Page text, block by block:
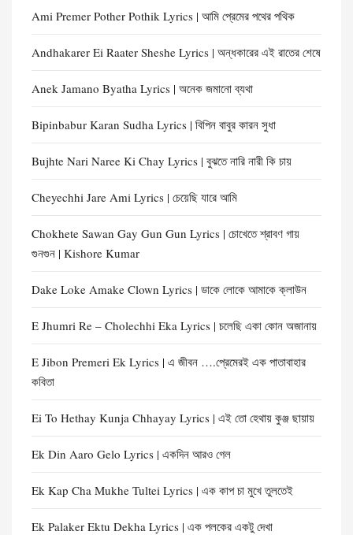
Ami Premer Pother Pothik Lyrics | আমি প্রেমের পথের পথিক
Andhakarer Ei Raater Sheshe Lyrics | অন্ধকারের এই রাতের শেষে
Anek Jamano Byatha Lyrics | অনেক জমানো ব্যথা
Bipinbabur Karan Sudha Lyrics | বিপিন বাবুর কারন সুধা
Bujhte Nari Naree Ki Chay Lyrics | বুঝতে নারি নারী কি চায়
Cheyechhi Jare Ami Lyrics | চেয়েছি যারে আমি
Chokhete Sawan Gay Gun Gun Lyrics | চোখেতে শ্রাবণ গায়
গুনগুন | Kishore Kumar
Dake Loke Amake Clown Lyrics | ডাকে লোকে আমাকে ক্লাউন
E Jhumri Re – Cholechhi Eka Lyrics | চলেছি একা কোন অজানায়
E Jibon Premeri Ek Lyrics | এ জীবন ….প্রেমেরই এক পাতাবাহার
কবিতা
Ei To Hethay Kunja Chhayay Lyrics | এই তো হেথায় কুঞ্জ ছায়ায়
Ek Din Aaro Gelo Lyrics | একদিন আরও গেল
Ek Kap Cha Mukhe Tultei Lyrics | এক কাপ চা মুখে তুলতেই
Ek Palaker Ektu Dekha Lyrics | এক পলকের একটু দেখা